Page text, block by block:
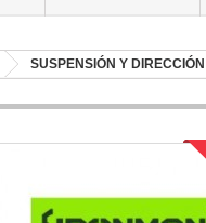
SUSPENSIÓN Y DIRECCIÓN